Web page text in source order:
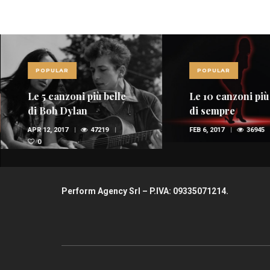
POPULAR
Le 5 canzoni più belle
di Bob Dylan
APR 12, 2017
47219
0
POPULAR
Le 10 canzoni
di sempre
FEB 6, 2017 36945
Perform Agency Srl – P.IVA: 09335071214.